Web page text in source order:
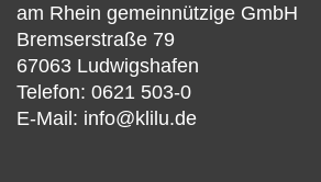
am Rhein gemeinnützige GmbH
Bremserstraße 79
67063 Ludwigshafen
Telefon: 0621 503-0
E-Mail: info@klilu.de